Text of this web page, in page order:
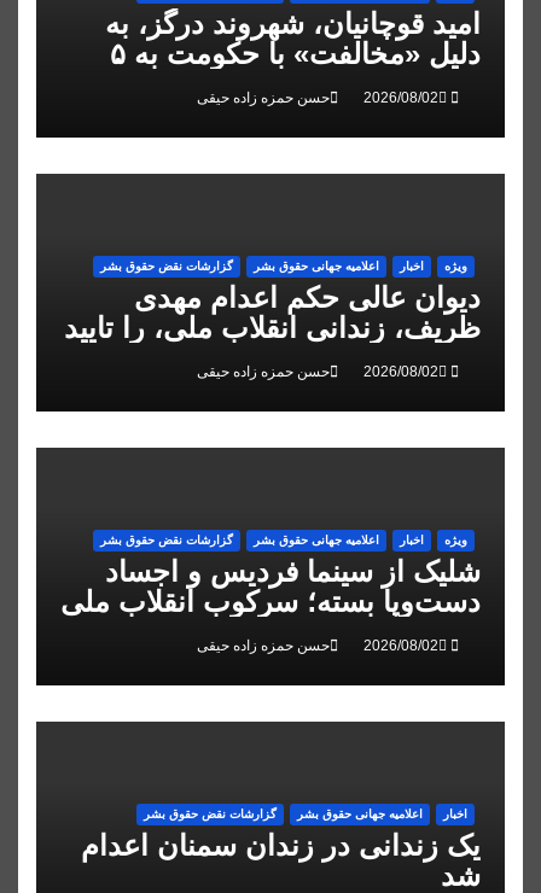
امید قوچانیان، شهروند درگز، به
دلیل «مخالفت» با حکومت به ۵
سال زندان محکوم شد
حسن حمزه زاده حیقی
ویژه اخبار اعلاميه جهانی حقوق بشر گزارشات نقض حقوق بشر
دیوان عالی حکم اعدام مهدی
ظریف، زندانی انقلاب ملی، را تایید
کرد
حسن حمزه زاده حیقی
ویژه اخبار اعلاميه جهانی حقوق بشر گزارشات نقض حقوق بشر
شلیک از سینما فردیس و اجساد
دست‌وپا بسته؛ سرکوب انقلاب ملی
در البرز
حسن حمزه زاده حیقی
اخبار اعلاميه جهانی حقوق بشر گزارشات نقض حقوق بشر
یک زندانی در زندان سمنان اعدام
شد